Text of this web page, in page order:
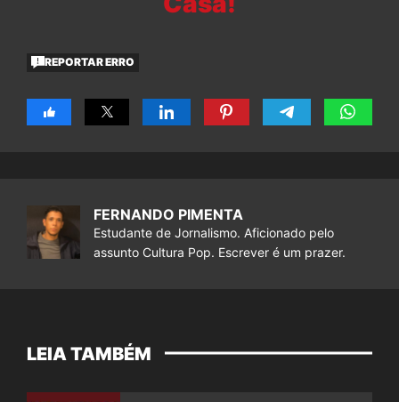
REPORTAR ERRO
FERNANDO PIMENTA
Estudante de Jornalismo. Aficionado pelo
assunto Cultura Pop. Escrever é um prazer.
LEIA TAMBÉM